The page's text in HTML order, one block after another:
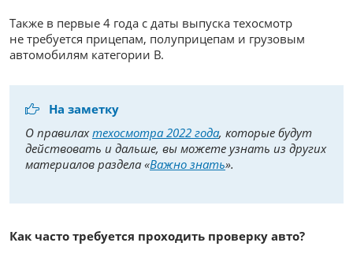
Также в первые 4 года с даты выпуска техосмотр
не требуется прицепам, полуприцепам и грузовым
автомобилям категории B.
На заметку
О правилахтехосмотра 2022 года, которые будут
действовать и дальше, вы можете узнать из других
материалов раздела «Важно знать».
Как часто требуется проходить проверку авто?